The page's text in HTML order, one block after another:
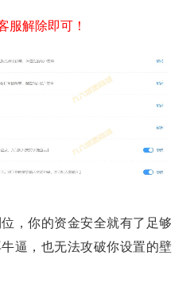
服解除即可！
，你的资金安全就有了足够
逼，也无法攻破你设置的壁